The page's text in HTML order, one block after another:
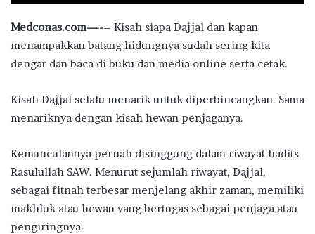
Medconas.com—-– Kisah siapa Dajjal dan kapan
menampakkan batang hidungnya sudah sering kita
dengar dan baca di buku dan media online serta cetak.
Kisah Dajjal selalu menarik untuk diperbincangkan. Sama
menariknya dengan kisah hewan penjaganya.
Kemunculannya pernah disinggung dalam riwayat hadits
Rasulullah SAW. Menurut sejumlah riwayat, Dajjal,
sebagai fitnah terbesar menjelang akhir zaman, memiliki
makhluk atau hewan yang bertugas sebagai penjaga atau
pengiringnya.